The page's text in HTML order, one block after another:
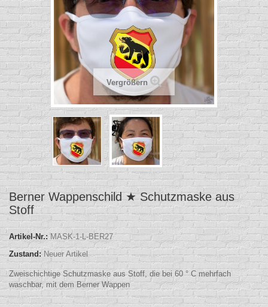
Vergrößern
Berner Wappenschild ★ Schutzmaske aus
Stoff
Artikel-Nr.: MASK-1-L-BER27
Zustand: Neuer Artikel
Zweischichtige Schutzmaske aus Stoff, die bei 60 ° C mehrfach
waschbar, mit dem Berner Wappen